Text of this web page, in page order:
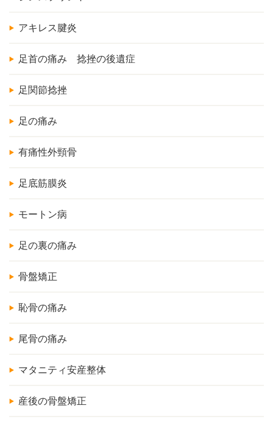
アキレス腱炎
足首の痛み 捻挫の後遺症
足関節捻挫
足の痛み
有痛性外頸骨
足底筋膜炎
モートン病
足の裏の痛み
骨盤矯正
恥骨の痛み
尾骨の痛み
マタニティ安産整体
産後の骨盤矯正